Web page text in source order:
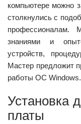
компьютере можно
столкнулись с
профессионалам.
знаниями и
устройств,
Мастер предложит
работы ОС Windows.
Установка
платы